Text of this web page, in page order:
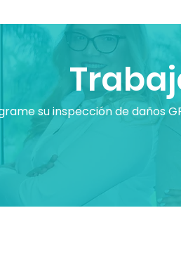
su inspección de daños